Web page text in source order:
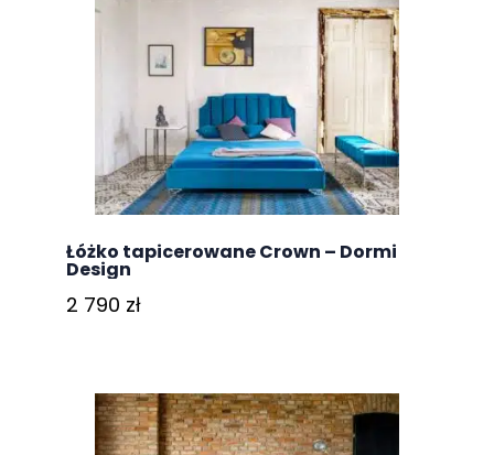
Łóżko tapicerowane Crown – Dormi
Design
2 790 zł